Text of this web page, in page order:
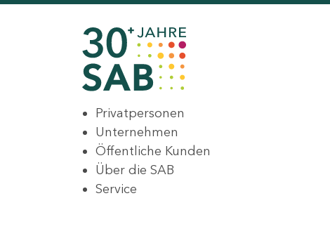
Privatpersonen
Unternehmen
Öffentliche Kunden
Über die SAB
Service